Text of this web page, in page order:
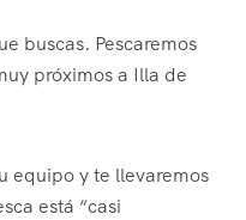
buscas. Pescaremos
próximos a Illa de
equipo y te llevaremos
está “casi